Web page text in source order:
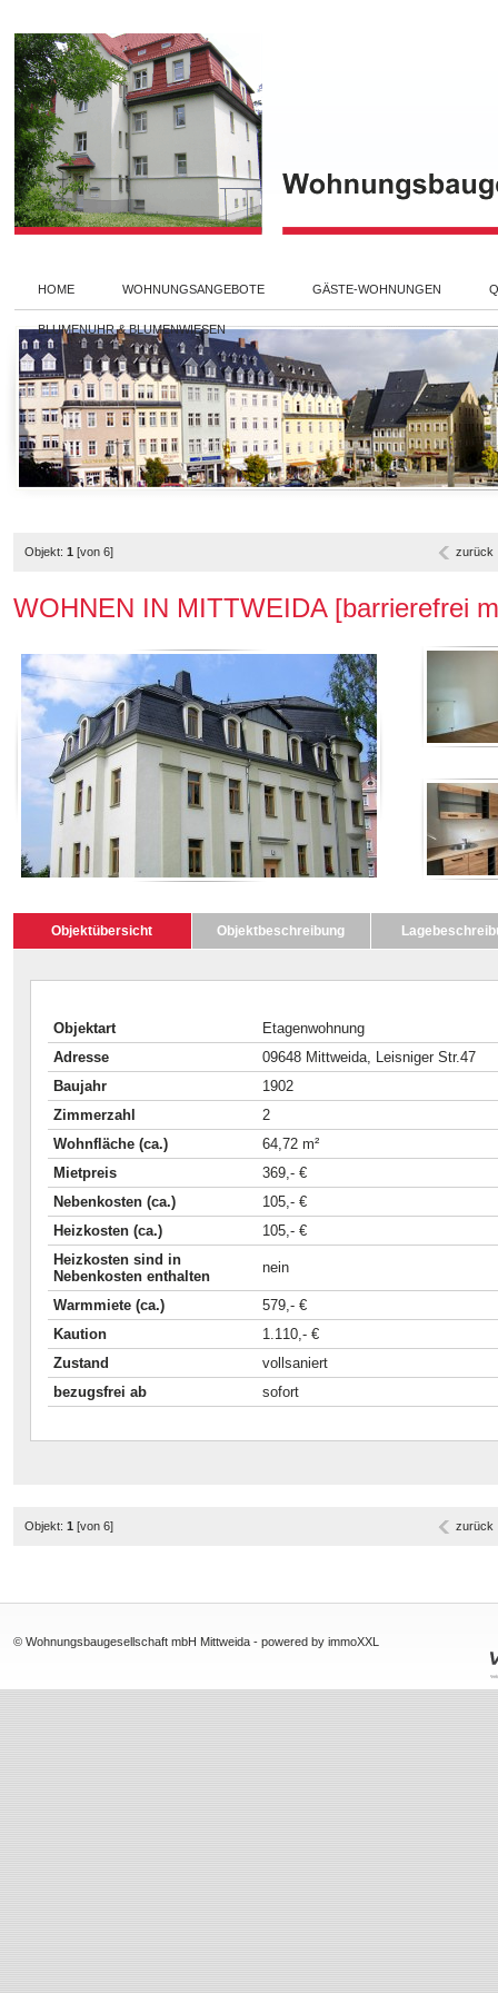
HOME WOHNUNGSANGEBOTE GÄSTE-WOHNUNGEN
BLUMENUHR & BLUMENWIESEN
Objekt: 1 [von 6] zurück
WOHNEN IN MITTWEIDA [barrierefrei
Objektübersicht Objektbeschreibung
Objektart
Etagenwohnung
Adresse
09648 Mittweida, Leisniger Str.47
Baujahr
1902
Zimmerzahl
2
Wohnfläche (ca.)
64,72 m²
Mietpreis
369,- €
Nebenkosten (ca.)
105,- €
Heizkosten (ca.)
105,- €
Heizkosten sind in
Nebenkosten enthalten
nein
Warmmiete (ca.)
579,- €
Kaution
1.110,- €
Zustand
vollsaniert
bezugsfrei ab
sofort
Objekt: 1 [von 6] zurück
© Wohnungsbaugesellschaft mbH Mittweida -powered by immoXXL